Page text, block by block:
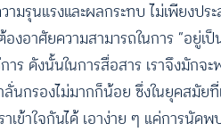
มรุนแรงและผลกระทบ ไม่เพียงป
อาศัยความสามารถในการ “อยู่
าร ดังนั้นในการสื่อสาร เราจึงมัก
ลั่นกรองไม่มากก็น้อย ซึ่งในยุคสมั
เข้าใจกันได้ เอาง่าย ๆ แค่การนั